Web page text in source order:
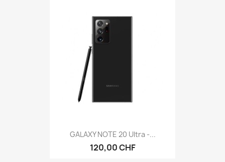
GALAXY NOTE 20 Ultra -...
120,00 CHF